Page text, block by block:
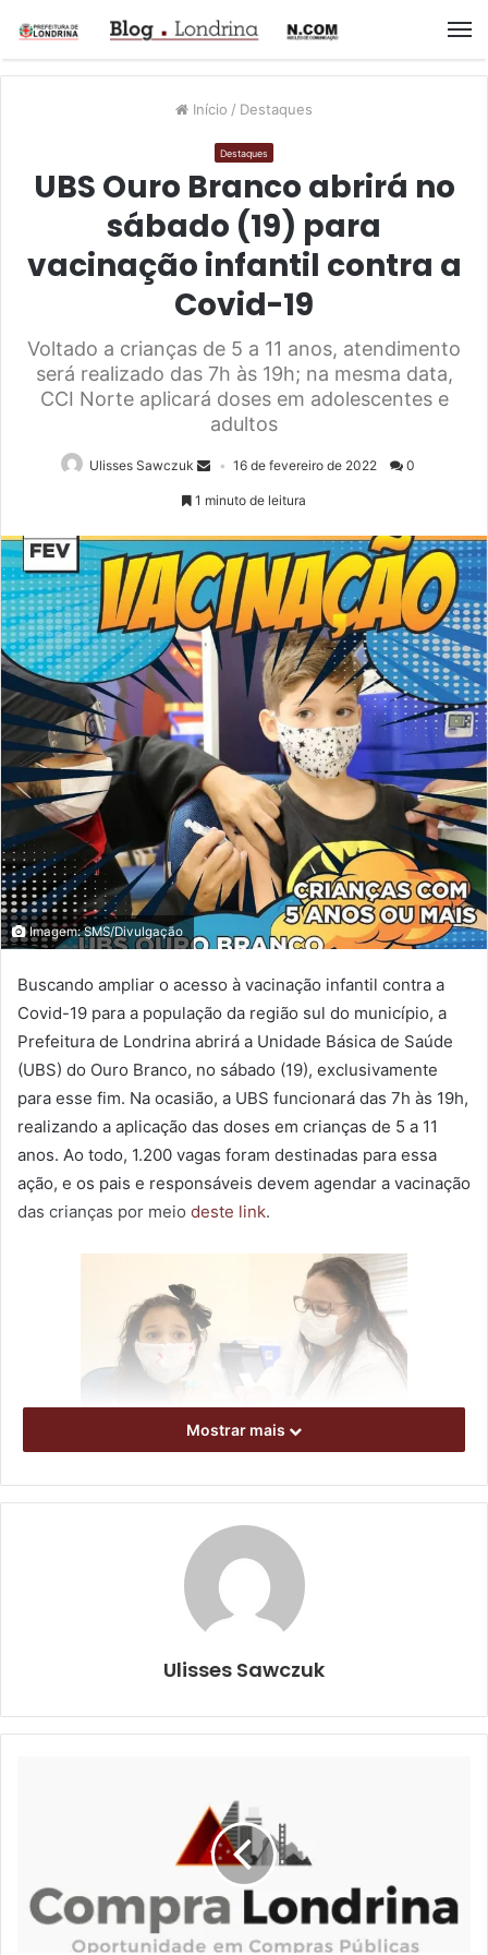
Início / Destaques
Destaques
UBS Ouro Branco abrirá no
sábado (19) para
vacinação infantil contra a
Covid-19
Voltado a crianças de 5 a 11 anos, atendimento
será realizado das 7h às 19h; na mesma data,
CCI Norte aplicará doses em adolescentes e
adultos
Ulisses Sawczuk 16 de fevereiro de 2022 0
1 minuto de leitura
Imagem: SMS/Divulgação
Buscando ampliar o acesso à vacinação infantil contra a
Covid-19 para a população da região sul do município, a
Prefeitura de Londrina abrirá a Unidade Básica de Saúde
(UBS) do Ouro Branco, no sábado (19), exclusivamente
para esse fim. Na ocasião, a UBS funcionará das 7h às 19h,
realizando a aplicação das doses em crianças de 5 a 11
anos. Ao todo, 1.200 vagas foram destinadas para essa
ação, e os pais e responsáveis devem agendar a vacinação
das crianças por meio deste link.
Foto: Vivian Honorato – N.Com
Em vista dessa alteração, o Centro de Imunização,
localizado no Centro de Convivência da Pessoa Idosa
(CCI) – Norte, atenderá somente adolescentes e adultos
no sábado (19). A partir de segunda-feira (21), o CCI Norte
exclusivamente o público infantil, de segunda a sexta-
resposta aos pedidos da comunidade da zona sul, que
solicitou uma data para a vacinação de crianças naquela
região. Machado ressaltou, também, que mais de 16 mil
crianças entre 5 e 11 anos já foram vacinadas no
município, e incentivou os pais e responsáveis a levarem
Mostrar mais
Ulisses Sawczuk